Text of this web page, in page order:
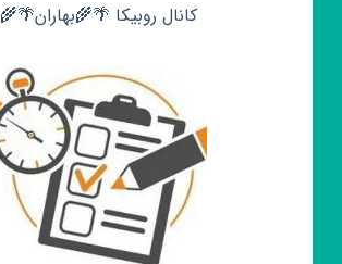
کانال روبیکا 🌴🌾بهاران🌴🌾